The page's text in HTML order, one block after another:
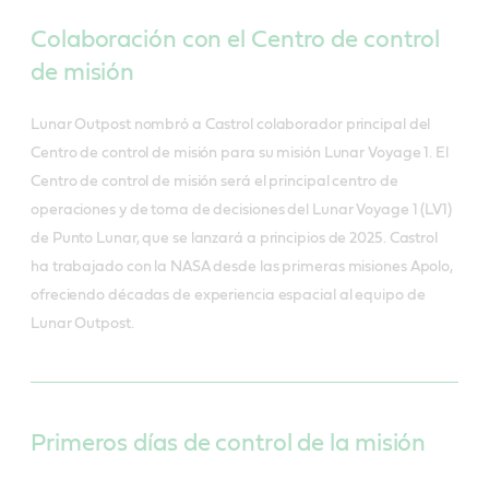
Colaboración con el Centro de control
de misión
Lunar Outpost nombró a Castrol colaborador principal del
Centro de control de misión para su misión Lunar Voyage 1. El
Centro de control de misión será el principal centro de
operaciones y de toma de decisiones del Lunar Voyage 1 (LV1)
de Punto Lunar, que se lanzará a principios de 2025. Castrol
ha trabajado con la NASA desde las primeras misiones Apolo,
ofreciendo décadas de experiencia espacial al equipo de
Lunar Outpost.
Primeros días de control de la misión